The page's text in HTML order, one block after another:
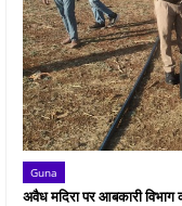
Guna
अवैध मदिरा पर आबकारी